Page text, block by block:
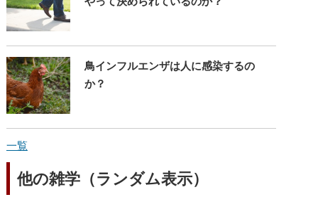
鳥インフルエンザは人に感染するの
か？
一覧
他の雑学（ランダム表示）